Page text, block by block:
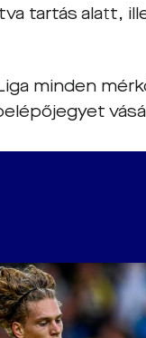
tartás alatt,
minden